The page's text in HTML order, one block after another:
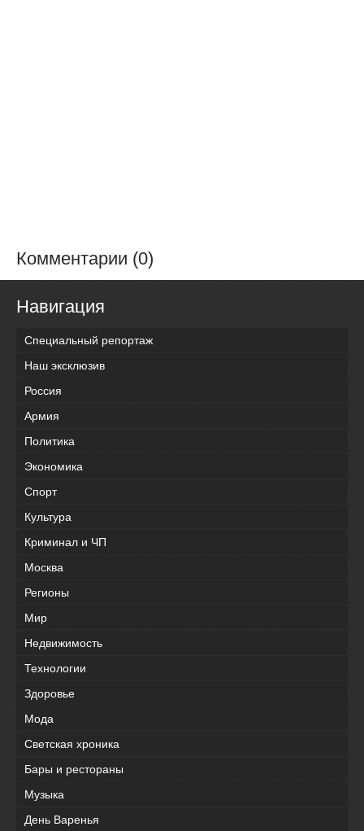
Комментарии (0)
Навигация
Специальный репортаж
Наш эксклюзив
Россия
Армия
Политика
Экономика
Спорт
Культура
Криминал и ЧП
Москва
Регионы
Мир
Недвижимость
Технологии
Здоровье
Мода
Светская хроника
Бары и рестораны
Музыка
День Варенья